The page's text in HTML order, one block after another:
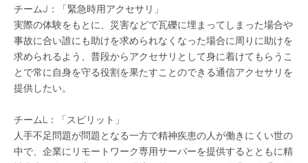
チームJ：「緊急時用アクセサリ」
実際の体験をもとに、災害などで瓦礫に埋まってしまった場合や
事故に合い誰にも助けを求められなくなった場合に周りに助けを
求められるよう、普段からアクセサリとして身に着けてもらうこ
とで常に自身を守る役割を果たすことのできる通信アクセサリを
提供したい。
チームL：「スピリット」
人手不足問題が問題となる一方で精神疾患の人が働きにくい世の
中で、企業にリモートワーク専用サーバーを提供するとともに精